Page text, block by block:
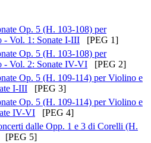
Op. 5 (H. 103-108) per
- Vol. 1: Sonate I-III [PEG 1]
Op. 5 (H. 103-108) per
- Vol. 2: Sonate IV-VI [PEG 2]
Op. 5 (H. 109-114) per Violino e
I-III [PEG 3]
Op. 5 (H. 109-114) per Violino e
IV-VI [PEG 4]
dalle Opp. 1 e 3 di Corelli (H.
[PEG 5]